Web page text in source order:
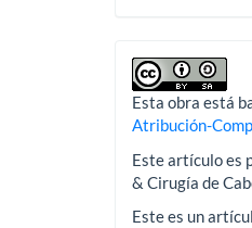
Esta obra está
Atribución-
Este artículo es
& Cirugía de
Este es un